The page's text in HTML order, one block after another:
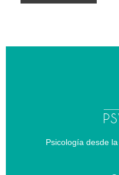
Psicología desde